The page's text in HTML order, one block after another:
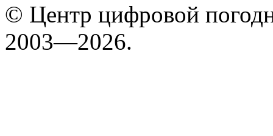
© Центр цифровой
2003—2026.